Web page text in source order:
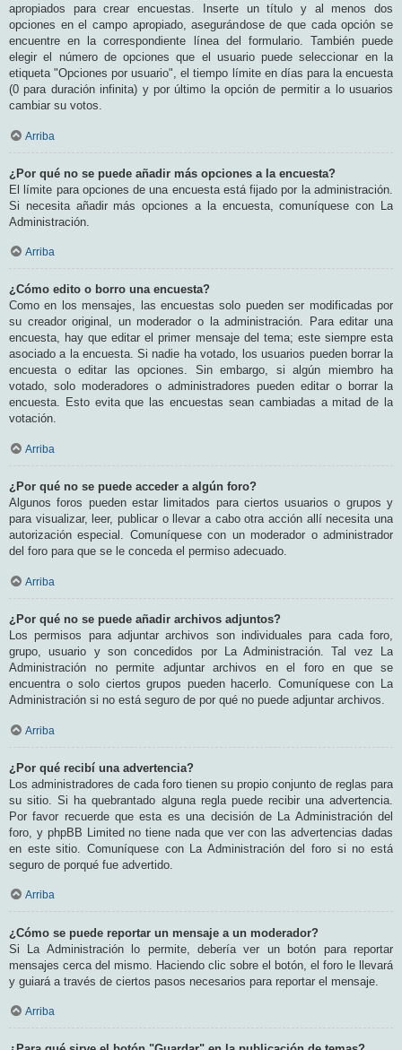
apropiados para crear encuestas. Inserte un título y al menos dos
opciones en el campo apropiado, asegurándose de que cada opción se
encuentre en la correspondiente línea del formulario. También puede
elegir el número de opciones que el usuario puede seleccionar en la
etiqueta "Opciones por usuario", el tiempo límite en días para la encuesta
(0 para duración infinita) y por último la opción de permitir a lo usuarios
cambiar su votos.
Arriba
¿Por qué no se puede añadir más opciones a la encuesta?
El límite para opciones de una encuesta está fijado por la administración.
Si necesita añadir más opciones a la encuesta, comuníquese con La
Administración.
Arriba
¿Cómo edito o borro una encuesta?
Como en los mensajes, las encuestas solo pueden ser modificadas por
su creador original, un moderador o la administración. Para editar una
encuesta, hay que editar el primer mensaje del tema; este siempre esta
asociado a la encuesta. Si nadie ha votado, los usuarios pueden borrar la
encuesta o editar las opciones. Sin embargo, si algún miembro ha
votado, solo moderadores o administradores pueden editar o borrar la
encuesta. Esto evita que las encuestas sean cambiadas a mitad de la
votación.
Arriba
¿Por qué no se puede acceder a algún foro?
Algunos foros pueden estar limitados para ciertos usuarios o grupos y
para visualizar, leer, publicar o llevar a cabo otra acción allí necesita una
autorización especial. Comuníquese con un moderador o administrador
del foro para que se le conceda el permiso adecuado.
Arriba
¿Por qué no se puede añadir archivos adjuntos?
Los permisos para adjuntar archivos son individuales para cada foro,
grupo, usuario y son concedidos por La Administración. Tal vez La
Administración no permite adjuntar archivos en el foro en que se
encuentra o solo ciertos grupos pueden hacerlo. Comuníquese con La
Administración si no está seguro de por qué no puede adjuntar archivos.
Arriba
¿Por qué recibí una advertencia?
Los administradores de cada foro tienen su propio conjunto de reglas para
su sitio. Si ha quebrantado alguna regla puede recibir una advertencia.
Por favor recuerde que esta es una decisión de La Administración del
foro, y phpBB Limited no tiene nada que ver con las advertencias dadas
en este sitio. Comuníquese con La Administración del foro si no está
seguro de porqué fue advertido.
Arriba
¿Cómo se puede reportar un mensaje a un moderador?
Si La Administración lo permite, debería ver un botón para reportar
mensajes cerca del mismo. Haciendo clic sobre el botón, el foro le llevará
y guiará a través de ciertos pasos necesarios para reportar el mensaje.
Arriba